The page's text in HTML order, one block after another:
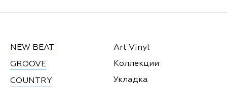
NEW BEAT
GROOVE
COUNTRY
Art Vinyl
Коллекции
Укладка